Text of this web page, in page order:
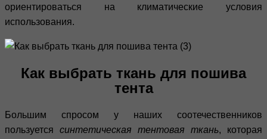
ориентироваться на климатические условия
использования.
Как выбрать ткань для пошива
тента
Большим спросом у наших соотечественников
пользуется синтетическая тентовая ткань, которая